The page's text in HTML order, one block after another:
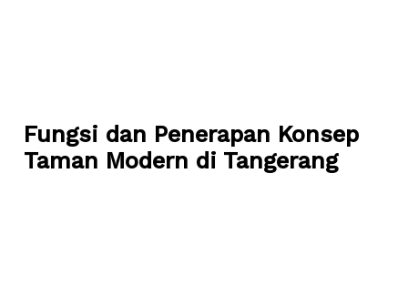
Fungsi dan Penerapan Konsep
Taman Modern di Tangerang